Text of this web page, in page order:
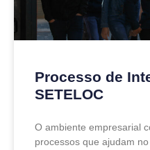
Processo de
SETELOC
O ambiente empresarial
processos que ajudam